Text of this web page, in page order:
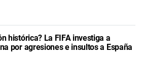
histórica? La FIFA investiga a
por agresiones e insultos a España